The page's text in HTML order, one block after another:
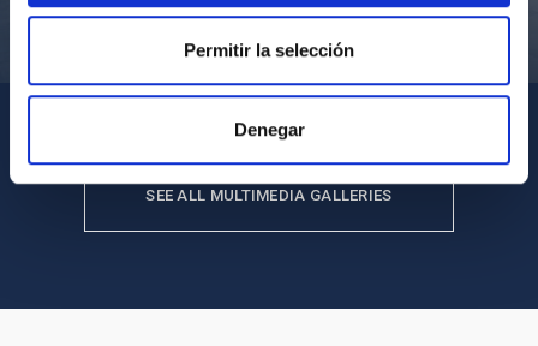
Permitir la selección
Denegar
Visita del Presidente de Canarias al IACTEC
SEE ALL MULTIMEDIA GALLERIES